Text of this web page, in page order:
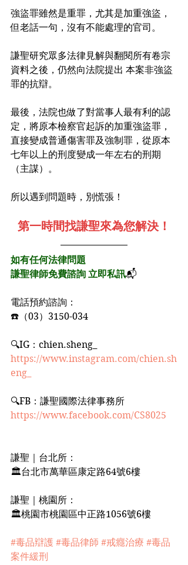
強盜罪雖然是重罪，尤其是加重強盜，
但老話一句，沒有不能處理的官司。
謙聖研究眾多法律見解與翻閱所有卷宗
資料之後，仍然向法院提出 本案非強盜
罪的抗辯。
最後，法院也做了對當事人最有利的認
定，將原本檢察官起訴的加重強盜罪，
直接變成普通傷害罪及強制罪，從原本
七年以上的刑度變成一年左右的刑期
（主謀）。
所以遇到問題時，別慌張！﻿
第一時間找謙聖來為您解決！﻿
如有任何法律問題﻿
謙聖律師免費諮詢 立即私訊📬﻿
電話預約諮詢：﻿
☎️（03）3150-034﻿
🔍IG：chien.sheng_﻿
https://www.instagram.com/chien.sh
eng_
🔍FB：謙聖國際法律事務所﻿
https://www.facebook.com/CS8025
謙聖｜台北所：﻿
🏛台北市萬華區康定路64號6樓﻿
謙聖｜桃園所：﻿
🏛桃園市桃園區中正路1056號6樓﻿
#毒品辯護 #毒品律師 #戒癮治療 #毒品
案件緩刑